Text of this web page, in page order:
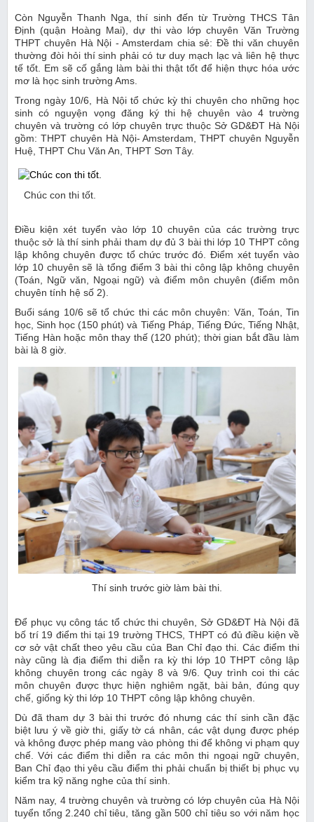
Còn Nguyễn Thanh Nga, thí sinh đến từ Trường THCS Tân
Định (quận Hoàng Mai), dự thi vào lớp chuyên Văn Trường
THPT chuyên Hà Nội - Amsterdam chia sẻ: Đề thi văn chuyên
thường đòi hỏi thí sinh phải có tư duy mạch lạc và liên hệ thực
tế tốt. Em sẽ cố gắng làm bài thi thật tốt để hiện thực hóa ước
mơ là học sinh trường Ams.
Trong ngày 10/6, Hà Nội tổ chức kỳ thi chuyên cho những học
sinh có nguyện vọng đăng ký thi hệ chuyên vào 4 trường
chuyên và trường có lớp chuyên trực thuộc Sở GD&ĐT Hà Nội
gồm: THPT chuyên Hà Nội- Amsterdam, THPT chuyên Nguyễn
Huệ, THPT Chu Văn An, THPT Sơn Tây.
Chúc con thi tốt.
Điều kiện xét tuyển vào lớp 10 chuyên của các trường trực
thuộc sở là thí sinh phải tham dự đủ 3 bài thi lớp 10 THPT công
lập không chuyên được tổ chức trước đó. Điểm xét tuyển vào
lớp 10 chuyên sẽ là tổng điểm 3 bài thi công lập không chuyên
(Toán, Ngữ văn, Ngoại ngữ) và điểm môn chuyên (điểm môn
chuyên tính hệ số 2).
Buổi sáng 10/6 sẽ tổ chức thi các môn chuyên: Văn, Toán, Tin
học, Sinh học (150 phút) và Tiếng Pháp, Tiếng Đức, Tiếng Nhật,
Tiếng Hàn hoặc môn thay thế (120 phút); thời gian bắt đầu làm
bài là 8 giờ.
Thí sinh trước giờ làm bài thi.
Để phục vụ công tác tổ chức thi chuyên, Sở GD&ĐT Hà Nội đã
bố trí 19 điểm thi tại 19 trường THCS, THPT có đủ điều kiện về
cơ sở vật chất theo yêu cầu của Ban Chỉ đạo thi. Các điểm thi
này cũng là địa điểm thi diễn ra kỳ thi lớp 10 THPT công lập
không chuyên trong các ngày 8 và 9/6. Quy trình coi thi các
môn chuyên được thực hiện nghiêm ngặt, bài bản, đúng quy
chế, giống kỳ thi lớp 10 THPT công lập không chuyên.
Dù đã tham dự 3 bài thi trước đó nhưng các thí sinh cần đặc
biệt lưu ý về giờ thi, giấy tờ cá nhân, các vật dụng được phép
và không được phép mang vào phòng thi để không vi phạm quy
chế. Với các điểm thi diễn ra các môn thi ngoại ngữ chuyên,
Ban Chỉ đạo thi yêu cầu điểm thi phải chuẩn bị thiết bị phục vụ
kiểm tra kỹ năng nghe của thí sinh.
Năm nay, 4 trường chuyên và trường có lớp chuyên của Hà Nội
tuyển tổng 2.240 chỉ tiêu, tăng gần 500 chỉ tiêu so với năm học